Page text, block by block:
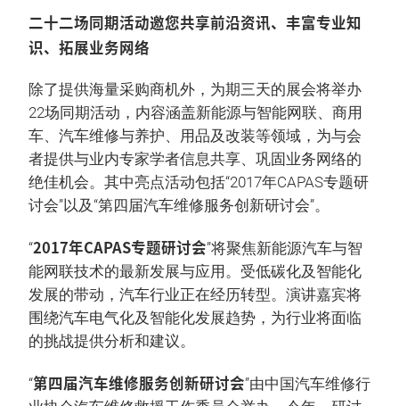
二十二场同期活动邀您共享前沿资讯、丰富专业知
识、拓展业务网络
除了提供海量采购商机外，为期三天的展会将举办
22场同期活动，内容涵盖新能源与智能网联、商用
车、汽车维修与养护、用品及改装等领域，为与会
者提供与业内专家学者信息共享、巩固业务网络的
绝佳机会。其中亮点活动包括“2017年CAPAS专题研
讨会”以及“第四届汽车维修服务创新研讨会”。
“2017年CAPAS专题研讨会”将聚焦新能源汽车与智
能网联技术的最新发展与应用。受低碳化及智能化
发展的带动，汽车行业正在经历转型。演讲嘉宾将
围绕汽车电气化及智能化发展趋势，为行业将面临
的挑战提供分析和建议。
“第四届汽车维修服务创新研讨会”由中国汽车维修行